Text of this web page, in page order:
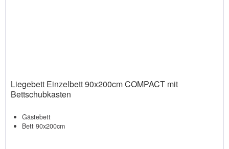
Liegebett Einzelbett 90x200cm COMPACT mit
Bettschubkasten
Gästebett
Bett 90x200cm